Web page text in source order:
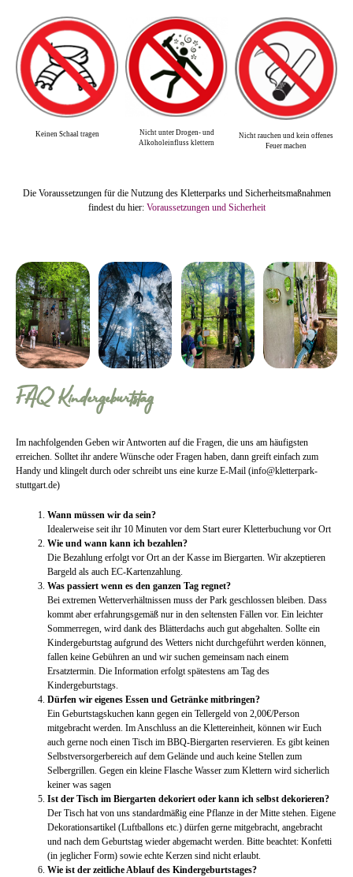
Keinen Schaal tragen
Nicht unter Drogen- und
Alkoholeinfluss klettern
Nicht rauchen und kein offenes
Feuer machen
Die Voraussetzungen für die Nutzung des Kletterparks und Sicherheitsmaßnahmen
findest du hier: Voraussetzungen und Sicherheit
FAQ Kindergeburtstag
Im nachfolgenden Geben wir Antworten auf die Fragen, die uns am häufigsten
erreichen. Solltet ihr andere Wünsche oder Fragen haben, dann greift einfach zum
Handy und klingelt durch oder schreibt uns eine kurze E-Mail (info@kletterpark-
stuttgart.de)
Wann müssen wir da sein?
Idealerweise seit ihr 10 Minuten vor dem Start eurer Kletterbuchung vor Ort
Wie und wann kann ich bezahlen?
Die Bezahlung erfolgt vor Ort an der Kasse im Biergarten. Wir akzeptieren
Bargeld als auch EC-Kartenzahlung.
Was passiert wenn es den ganzen Tag regnet?
Bei extremen Wetterverhältnissen muss der Park geschlossen bleiben. Dass
kommt aber erfahrungsgemäß nur in den seltensten Fällen vor. Ein leichter
Sommerregen, wird dank des Blätterdachs auch gut abgehalten. Sollte ein
Kindergeburtstag aufgrund des Wetters nicht durchgeführt werden können,
fallen keine Gebühren an und wir suchen gemeinsam nach einem
Ersatztermin. Die Information erfolgt spätestens am Tag des
Kindergeburtstags.
Dürfen wir eigenes Essen und Getränke mitbringen?
Ein Geburtstagskuchen kann gegen ein Tellergeld von 2,00€/Person
mitgebracht werden. Im Anschluss an die Klettereinheit, können wir Euch
auch gerne noch einen Tisch im BBQ-Biergarten reservieren. Es gibt keinen
Selbstversorgerbereich auf dem Gelände und auch keine Stellen zum
Selbergrillen. Gegen ein kleine Flasche Wasser zum Klettern wird sicherlich
keiner was sagen
Ist der Tisch im Biergarten dekoriert oder kann ich selbst dekorieren?
Der Tisch hat von uns standardmäßig eine Pflanze in der Mitte stehen. Eigene
Dekorationsartikel (Luftballons etc.) dürfen gerne mitgebracht, angebracht
und nach dem Geburtstag wieder abgemacht werden. Bitte beachtet: Konfetti
(in jeglicher Form) sowie echte Kerzen sind nicht erlaubt.
Wie ist der zeitliche Ablauf des Kindergeburtstages?